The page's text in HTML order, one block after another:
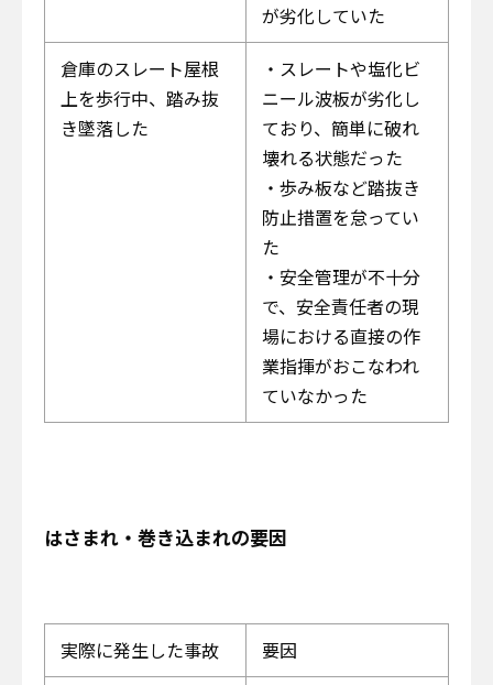
が劣化していた
倉庫のスレート屋根
上を歩行中、踏み抜
き墜落した
・スレートや塩化ビ
ニール波板が劣化し
ており、簡単に破れ
壊れる状態だった
・歩み板など踏抜き
防止措置を怠ってい
た
・安全管理が不十分
で、安全責任者の現
場における直接の作
業指揮がおこなわれ
ていなかった
はさまれ・巻き込まれの要因
実際に発生した事故
要因